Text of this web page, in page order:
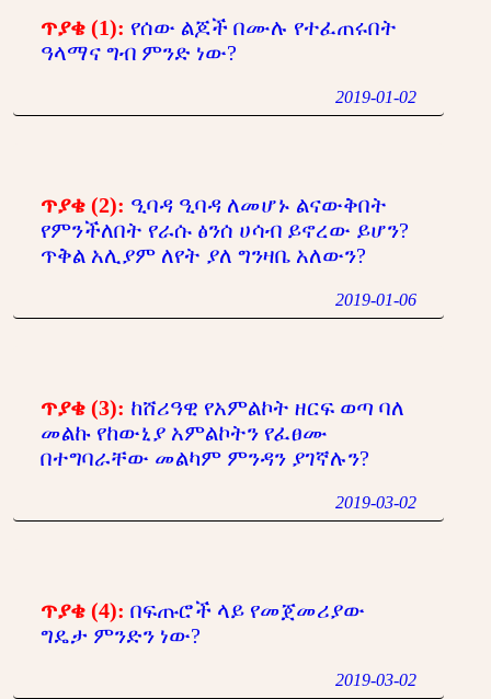
ጥያቄ (1): የሰው ልጆች በሙሉ የተፈጠሩበት
ዓላማና ግብ ምንድ ነው?
2019-01-02
ጥያቄ (2): ዒባዳ ዒባዳ ለመሆኑ ልናውቅበት
የምንችለበት የራሱ ፅንሰ ሀሳብ ይኖረው ይሆን?
ጥቅል አሊያም ለየት ያለ ግንዛቤ አለውን?
2019-01-06
ጥያቄ (3): ከሸሪዓዊ የአምልኮት ዘርፍ ወጣ ባለ
መልኩ የከውኒያ አምልኮትን የፈፀሙ
በተግባራቸው መልካም ምንዳን ያገኛሉን?
2019-03-02
ጥያቄ (4): በፍጡሮች ላይ የመጀመሪያው
ግዴታ ምንድን ነው?
2019-03-02